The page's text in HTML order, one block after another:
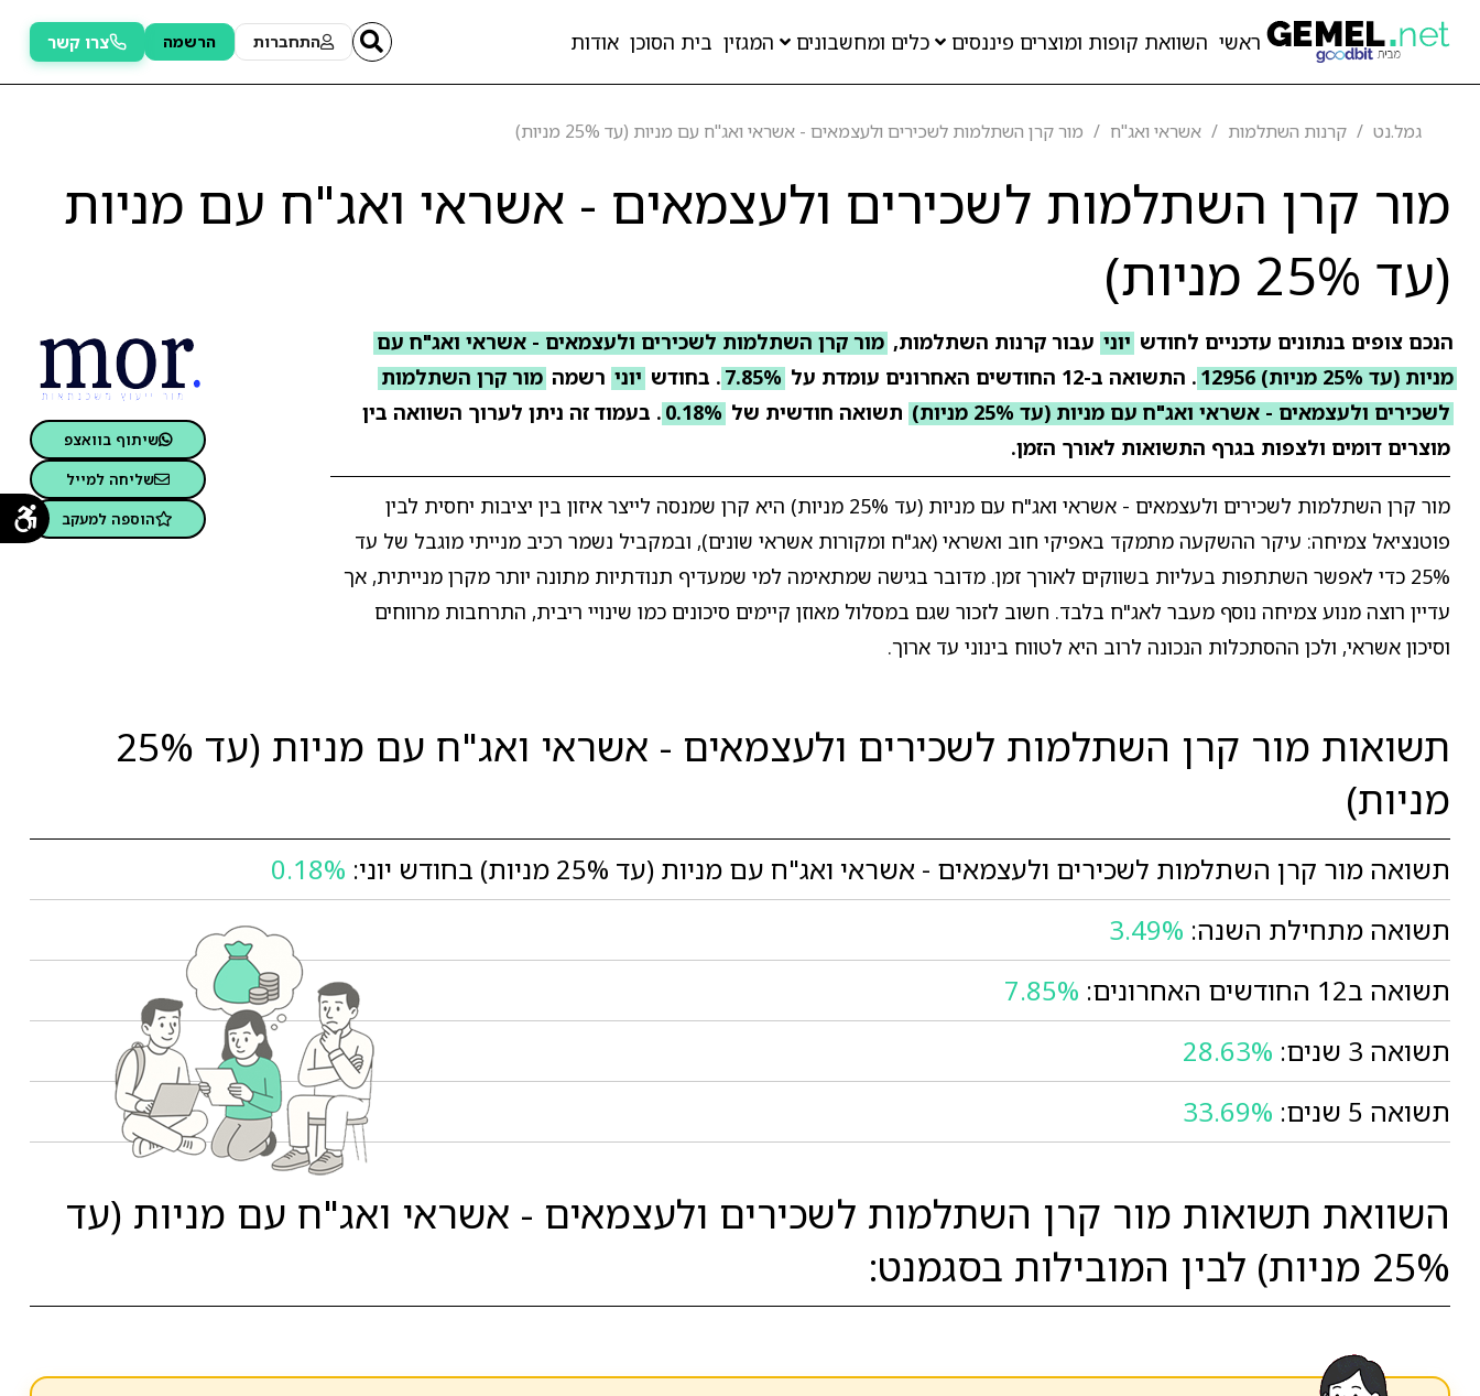
ראשי השוואת קופות ומוצרים פיננסים כלים ומחשבונים המגזין בית הסוכן אודות התחברות הרשמה צרו קשר
גמל.נט קרנות השתלמות אשראי ואג"ח מור קרן השתלמות לשכירים ולעצמאים - אשראי ואג"ח עם מניות (עד 25% מניות)
מור קרן השתלמות לשכירים ולעצמאים - אשראי ואג"ח עם מניות
(עד 25% מניות)
הנכם צופים בנתונים עדכניים לחודש יוני עבור קרנות השתלמות, מור קרן השתלמות לשכירים ולעצמאים - אשראי ואג"ח עם
מניות (עד 25% מניות) 12956
. התשואה ב-12 החודשים האחרונים עומדת על 7.85% . בחודש יוני רשמה מור קרן השתלמות
לשכירים ולעצמאים - אשראי ואג"ח עם מניות (עד 25% מניות)
תשואה חודשית של 0.18% . בעמוד זה ניתן לערוך השוואה בין
מוצרים דומים ולצפות בגרף התשואות לאורך הזמן.
מור קרן השתלמות לשכירים ולעצמאים - אשראי ואג"ח עם מניות (עד 25% מניות) היא קרן שמנסה לייצר איזון בין יציבות יחסית לבין
פוטנציאל צמיחה: עיקר ההשקעה מתמקד באפיקי חוב ואשראי (אג"ח ומקורות אשראי שונים), ובמקביל נשמר רכיב מנייתי מוגבל של עד
25% כדי לאפשר השתתפות בעליות בשווקים לאורך זמן. מדובר בגישה שמתאימה למי שמעדיף תנודתיות מתונה יותר מקרן מנייתית, אך
עדיין רוצה מנוע צמיחה נוסף מעבר לאג"ח בלבד. חשוב לזכור שגם במסלול מאוזן קיימים סיכונים כמו שינויי ריבית, התרחבות מרווחים
וסיכון אשראי, ולכן ההסתכלות הנכונה לרוב היא לטווח בינוני עד ארוך.
שיתוף בוואצפ
שליחה למייל
הוספה למעקב
תשואות מור קרן השתלמות לשכירים ולעצמאים - אשראי ואג"ח עם מניות (עד 25%
מניות)
תשואה מור קרן השתלמות לשכירים ולעצמאים - אשראי ואג"ח עם מניות (עד 25% מניות) בחודש יוני:
0.18%
תשואה מתחילת השנה: 3.49%
תשואה ב12 החודשים האחרונים:
7.85%
תשואה 3 שנים:
28.63%
תשואה 5 שנים:
33.69%
השוואת תשואות מור קרן השתלמות לשכירים ולעצמאים - אשראי ואג"ח עם מניות (עד
25% מניות) לבין המובילות בסגמנט: